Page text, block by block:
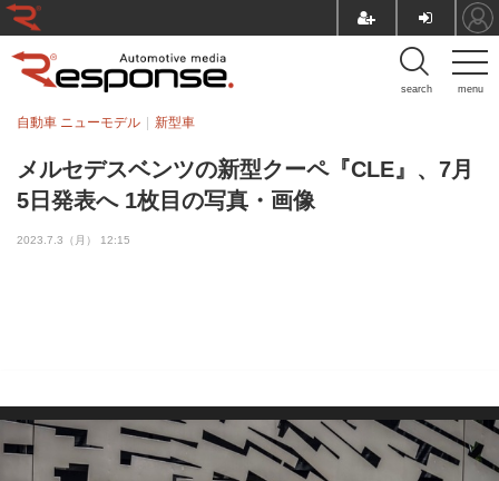
menu
search
メルセデスベンツの新型クーペ『CLE』、7月
5日発表へ 1枚目の写真・画像
自動車 ニューモデル 新型車
2023.7.3（月） 12:15